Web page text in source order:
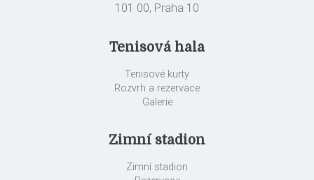
101 00, Praha 10
Tenisová hala
Tenisové kurty
Rozvrh a rezervace
Galerie
Zimní stadion
Zimní stadion